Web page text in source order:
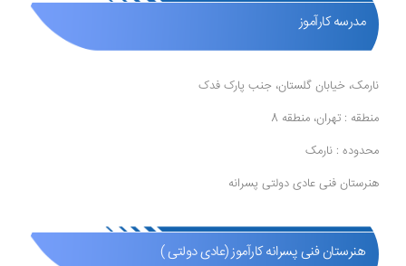
مدرسه کارآموز
نارمک، خیابان گلستان، جنب پارک فدک
منطقه : تهران، منطقه 8
محدوده : نارمک
هنرستان فنی عادی دولتی پسرانه
هنرستان فنی پسرانه کارآموز (عادی دولتی )